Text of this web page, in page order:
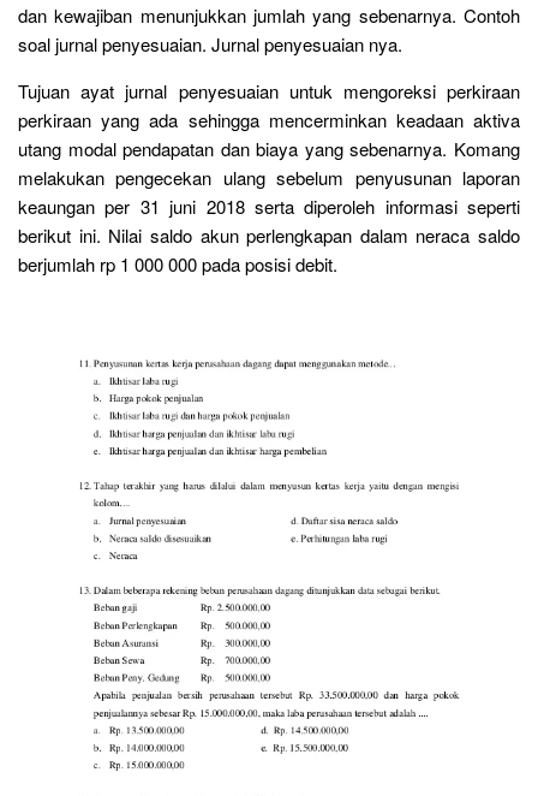
dan kewajiban menunjukkan jumlah yang sebenarnya. Contoh
soal jurnal penyesuaian. Jurnal penyesuaian nya.
Tujuan ayat jurnal penyesuaian untuk mengoreksi perkiraan
perkiraan yang ada sehingga mencerminkan keadaan aktiva
utang modal pendapatan dan biaya yang sebenarnya. Komang
melakukan pengecekan ulang sebelum penyusunan laporan
keaungan per 31 juni 2018 serta diperoleh informasi seperti
berikut ini. Nilai saldo akun perlengkapan dalam neraca saldo
berjumlah rp 1 000 000 pada posisi debit.